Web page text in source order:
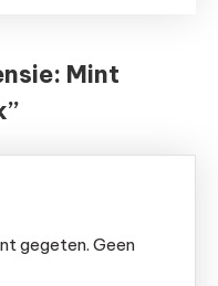
Mint
”
gegeten. Geen